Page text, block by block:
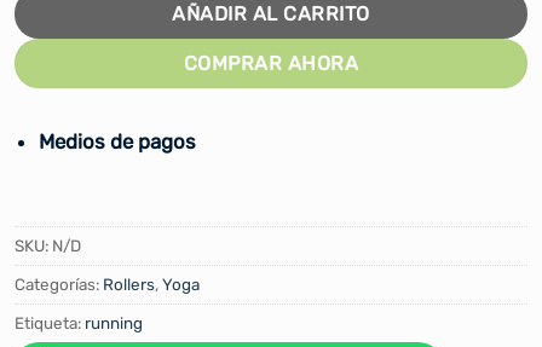
AÑADIR AL CARRITO
COMPRAR AHORA
Medios de pagos
SKU: N/D
Categorías: Rollers,Yoga
Etiqueta: running